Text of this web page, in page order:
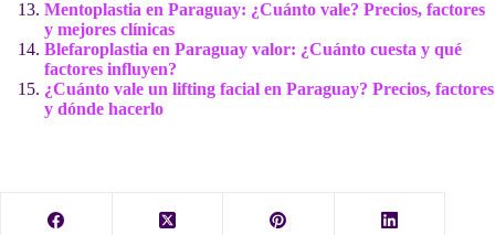
Mentoplastia en Paraguay: ¿Cuánto vale? Precios, factores
y mejores clínicas
Blefaroplastia en Paraguay valor: ¿Cuánto cuesta y qué
factores influyen?
¿Cuánto vale un lifting facial en Paraguay? Precios, factores
y dónde hacerlo